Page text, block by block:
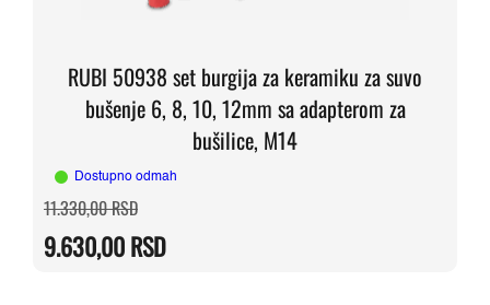
RUBI 50938 set burgija za keramiku za suvo
bušenje 6, 8, 10, 12mm sa adapterom za
bušilice, M14
Dostupno odmah
11.330,00RSDOriginalna
cena
bila:
11.330,00 RSD.
9.630,00RSD
Trenutna
cena
9.630,00 RSD.